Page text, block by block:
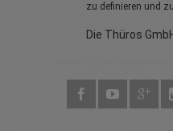
zu definieren und
Die Thüros